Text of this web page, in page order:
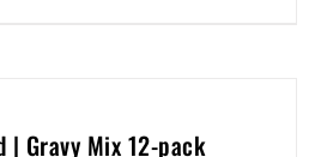
| Gravy Mix 12-pack